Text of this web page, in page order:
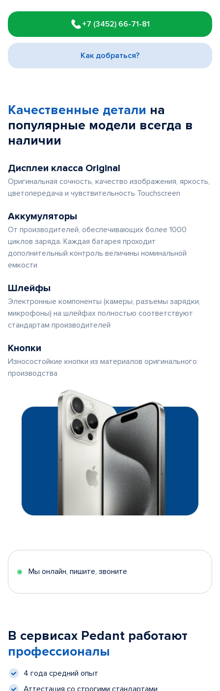
1
of
3
+7 (3452) 66-71-81
Как добраться?
Качественные детали на
популярные модели всегда в
наличии
Дисплеи класса Original
Оригинальная сочность, качество изображения, яркость,
цветопередача и чувствительность Touchscreen
Аккумуляторы
От производителей, обеспечивающих более 1000
циклов заряда. Каждая батарея проходит
дополнительный контроль величины номинальной
емкости
Шлейфы
Электронные компоненты (камеры, разъемы зарядки,
микрофоны) на шлейфах полностью соответствуют
стандартам производителей
Кнопки
Износостойкие кнопки из материалов оригинального
производства
Мы онлайн, пишите, звоните
В сервисах Pedant работают
профессионалы
4 года средний опыт
Аттестация со строгими стандартами